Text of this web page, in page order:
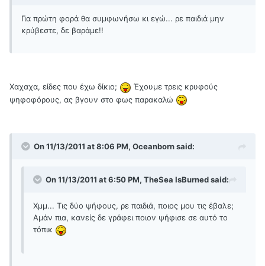
Για πρώτη φορά θα συμφωνήσω κι εγώ... ρε παιδιά μην
κρύβεστε, δε βαράμε!!
Χαχαχα, είδες που έχω δίκιο;
Έχουμε τρεις κρυφούς
ψηφοφόρους, ας βγουν στο φως παρακαλώ
On 11/13/2011 at 8:06 PM, Oceanborn said:
On 11/13/2011 at 6:50 PM, TheSea IsBurned said:
Χμμ... Τις δύο ψήφους, ρε παιδιά, ποιος μου τις έβαλε;
Αμάν πια, κανείς δε γράφει ποιον ψήφισε σε αυτό το
τόπικ